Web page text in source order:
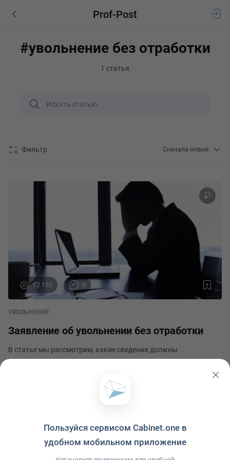
Prof-Post
#увольнение без отработки
1 статья
Фильтр Сначала новые
12 150 0
УВОЛЬНЕНИЕ
Заявление об увольнении без отработки
В статье мы рассмотрим, какие сведения должны
указываться в заявлении об увольнении по своему желанию
без отработки, чтобы в будущем при расторжении договора
работодатель не нарушил никакие нормы законодательства и
не стал участником спора с уволенным сотрудни
Опубликовано 26 апреля 2023
Политика конфиденциальности Условия использования ·
Пользуйся сервисом Cabinet.one в
удобном мобильном приложение